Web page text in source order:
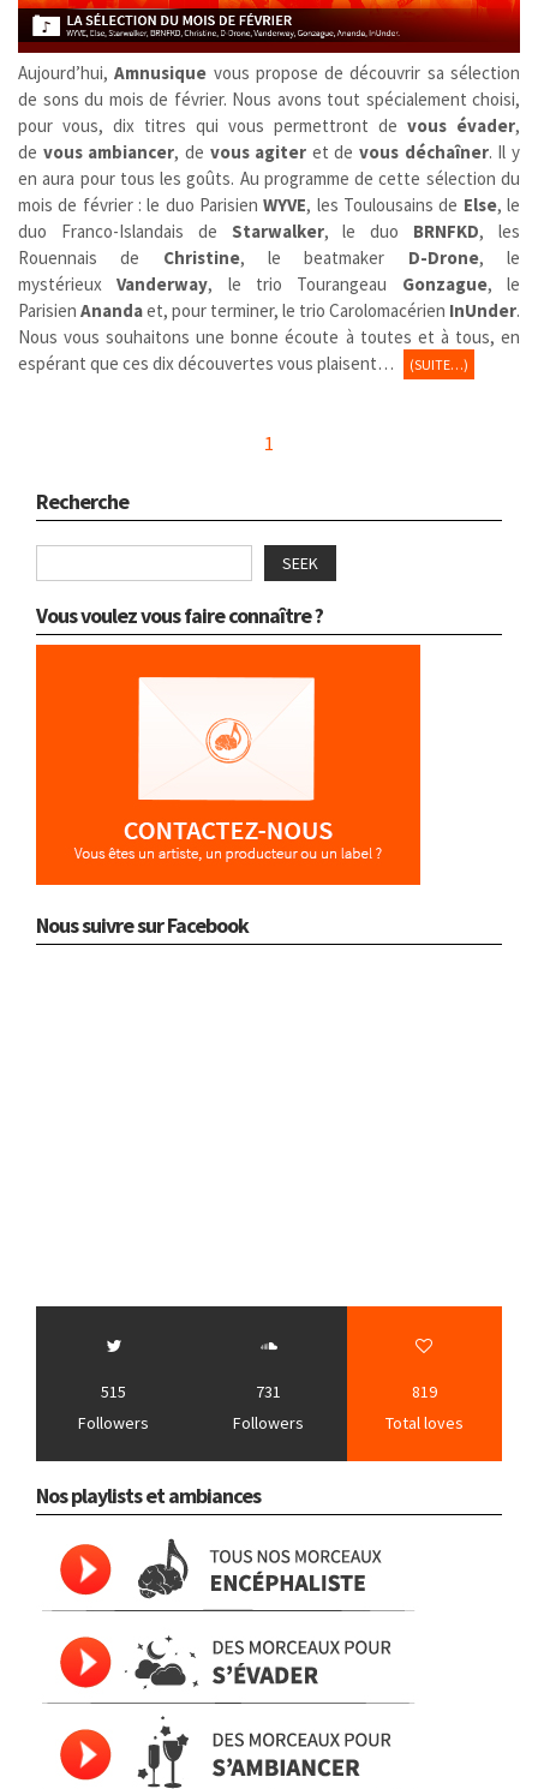
Aujourd’hui,Amnusique vous propose de découvrir sa sélection
de sons du mois de février. Nous avons tout spécialement choisi,
pour vous, dix titres qui vous permettront de vous évader,
de vous ambiancer, de vous agiter et de vous déchaîner. Il y
en aura pour tous les goûts. Au programme de cette sélection du
mois de février : le duo ParisienWYVE, les Toulousains de Else, le
duo Franco-Islandais de Starwalker, le duo BRNFKD, les
Rouennais de Christine, le beatmaker D-Drone, le
mystérieuxVanderway, le trio Tourangeau Gonzague, le
Parisien Anandaet, pour terminer, le trio Carolomacérien InUnder.
Nous vous souhaitons une bonne écoute à toutes et à tous, en
espérant que ces dix découvertes vous plaisent…
(SUITE…)
1
Recherche
SEEK
Vous voulez vous faire connaître ?
Nous suivre sur Facebook
515
Followers
731
Followers
819
Total loves
Nos playlists et ambiances